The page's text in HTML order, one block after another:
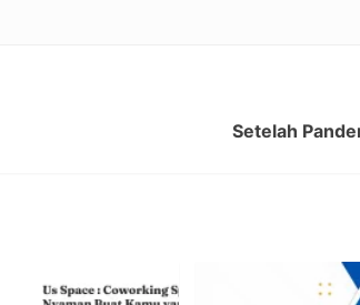
Setelah